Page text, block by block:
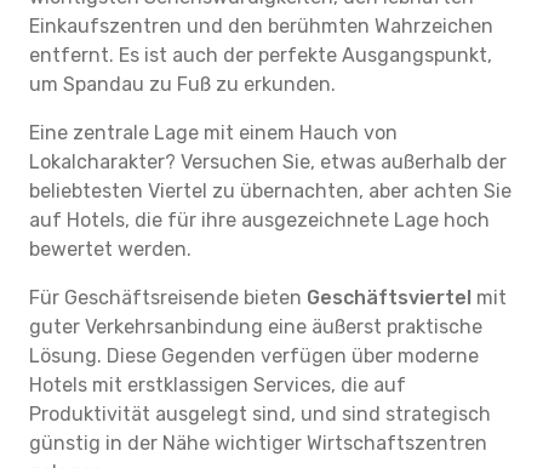
Einkaufszentren und den berühmten Wahrzeichen
entfernt. Es ist auch der perfekte Ausgangspunkt,
um Spandau zu Fuß zu erkunden.
Eine zentrale Lage mit einem Hauch von
Lokalcharakter? Versuchen Sie, etwas außerhalb der
beliebtesten Viertel zu übernachten, aber achten Sie
auf Hotels, die für ihre ausgezeichnete Lage hoch
bewertet werden.
Für Geschäftsreisende bieten Geschäftsviertel mit
guter Verkehrsanbindung eine äußerst praktische
Lösung. Diese Gegenden verfügen über moderne
Hotels mit erstklassigen Services, die auf
Produktivität ausgelegt sind, und sind strategisch
günstig in der Nähe wichtiger Wirtschaftszentren